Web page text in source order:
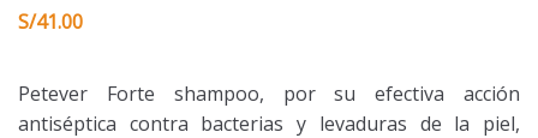
S/41.00
Petever Forte shampoo, por su efectiva acción
antiséptica contra bacterias y levaduras de la piel,